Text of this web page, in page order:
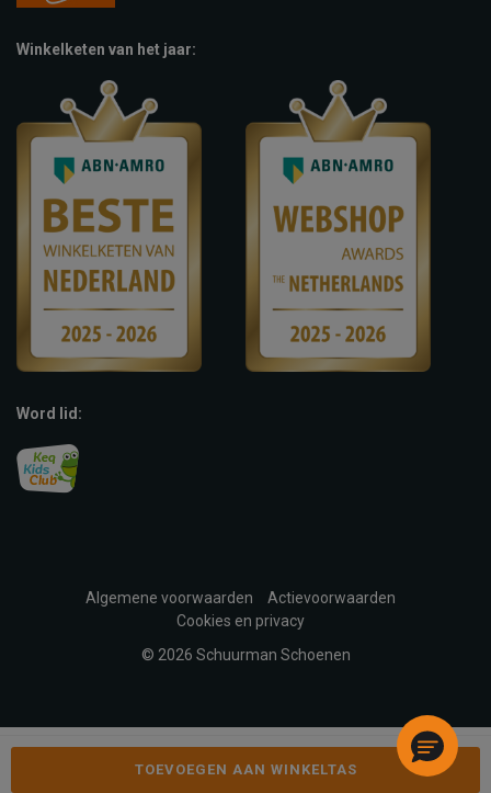
TOEVOEGEN AAN WINKELTAS
Winkelketen van het jaar:
Word lid:
Algemene voorwaarden
Actievoorwaarden
Cookies en privacy
© 2026 Schuurman Schoenen